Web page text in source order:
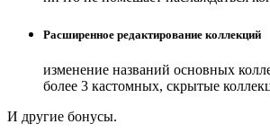
Расширенное редактирование коллекций
изменение названий основных
более 3 кастомных, скрытые
И другие бонусы.